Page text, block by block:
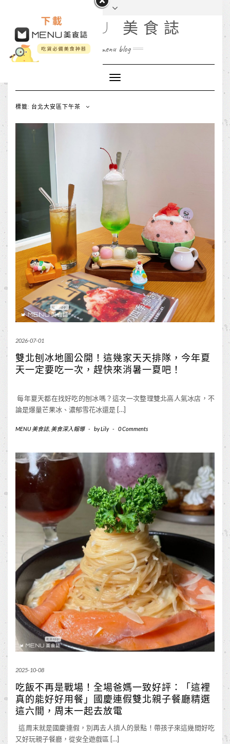
MENU 美食誌
menu blog
Toggle
Navigation
標籤: 台北大安區下午茶
2026-07-01
雙北刨冰地圖公開！這幾家天天排隊，今年夏
天一定要吃一次，趕快來消暑一夏吧！
每年夏天都在找好吃的刨冰嗎？這次一次整理雙北高人氣冰店，不
論是爆量芒果冰、濃郁雪花冰還是 […]
MENU 美食誌, 美食深入報導 - byLily - 0 Comments
2025-10-08
吃飯不再是戰場！全場爸媽一致好評：「這裡
真的能好好用餐」國慶連假雙北親子餐廳精選
這六間，周末一起去放電
這周末就是國慶連假，別再去人擠人的景點！帶孩子來這幾間好吃
又好玩親子餐廳，從安全遊戲區 […]